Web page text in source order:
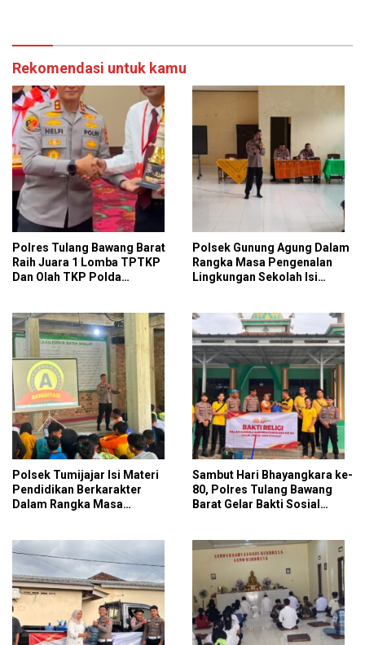
Rekomendasi untuk kamu
Polres Tulang Bawang Barat
Raih Juara 1 Lomba TPTKP
Dan Olah TKP Polda
Presisi
Polsek Gunung Agung Dalam
Rangka Masa Pengenalan
Lingkungan Sekolah Isi
Polsek Tumijajar Isi Materi
Pendidikan Berkarakter
Dalam Rangka Masa
Sambut Hari Bhayangkara ke-
80, Polres Tulang Bawang
Barat Gelar Bakti Sosial